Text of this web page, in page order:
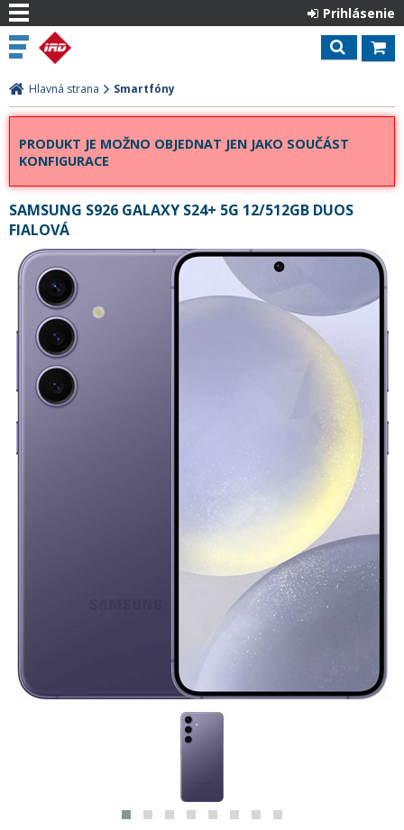
Prihlásenie
Hlavná strana Smartfóny
PRODUKT JE MOŽNO OBJEDNAT JEN JAKO SOUČÁST
KONFIGURACE
SAMSUNG S926 GALAXY S24+ 5G 12/512GB DUOS
FIALOVÁ